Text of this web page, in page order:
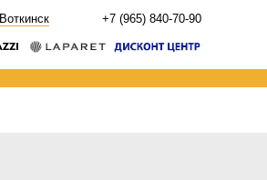
+7 (965) 840-70-90
Воткинск